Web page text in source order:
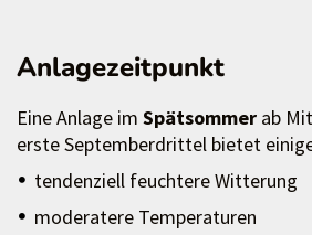
Anlagezeitpunkt
Eine Anlage im Spätsommer ab
erste Septemberdrittel bietet
tendenziell feuchtere Witterung
moderatere Temperaturen